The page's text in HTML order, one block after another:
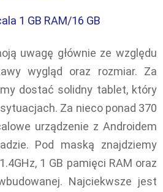
1 GB RAM/16 GB
uwagę głównie ze względu
wygląd oraz rozmiar. Za
dostać solidny tablet, który
Za nieco ponad 370
urządzenie z Androidem
Pod maską znajdziemy
1 GB pamięci RAM oraz
Najciekwsze jest